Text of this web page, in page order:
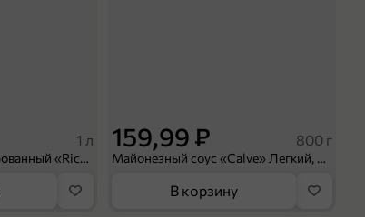
1 л
Напиток сильногазированный «Rich» Биттер Лемон, 1 л
159,99 ₽ 800 г
Майонезный соус «Calve» Легкий, 800 г
В корзину